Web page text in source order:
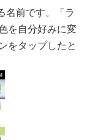
名前です。「ラ
を自分好みに変
をタップしたと